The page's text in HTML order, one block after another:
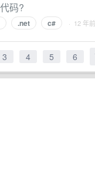
码?
.net c# · 12 年前
3 4 5 6